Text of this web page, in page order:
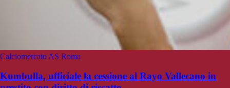
Calciomercato AS Roma
Kumbulla, ufficiale la cessione al Rayo Vallecano in